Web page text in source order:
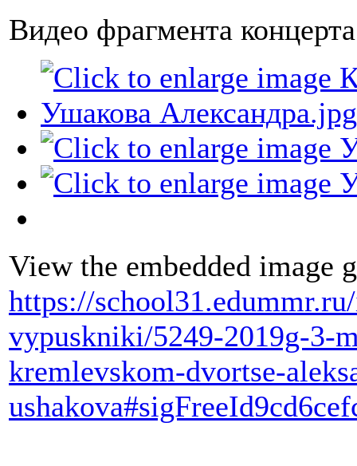
Видео фрагмента
View the embedded image
https://
vypuskniki/5249-2019g-3-
kremlevskom-dvortse-